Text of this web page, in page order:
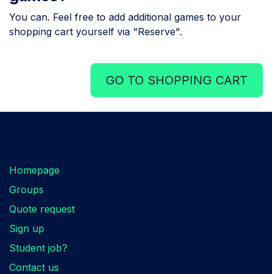
You can. Feel free to add additional games to your
shopping cart yourself via "Reserve".
GO TO SHOPPING CART
Homepage
Groups
Quote request
Sign up
Student job?
Contact us